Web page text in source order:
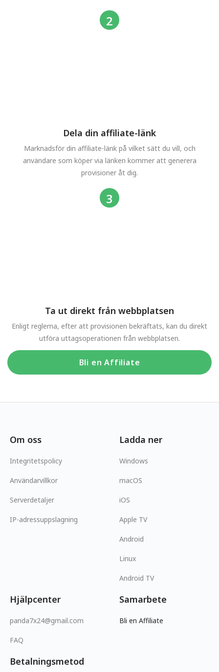
Dela din affiliate-länk
Marknadsför din affiliate-länk på vilket sätt du vill, och
användare som köper via länken kommer att generera
provisioner åt dig.
Ta ut direkt från webbplatsen
Enligt reglerna, efter att provisionen bekräftats, kan du direkt
utföra uttagsoperationen från webbplatsen.
Bli en Affiliate
Om oss
Integritetspolicy
Användarvillkor
Serverdetaljer
IP-adressuppslagning
Ladda ner
Windows
macOS
iOS
Apple TV
Android
Linux
Android TV
Hjälpcenter
panda7x24@gmail.com
FAQ
Samarbete
Bli en Affiliate
Betalningsmetod